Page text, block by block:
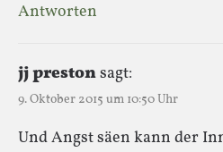
Antworten
jj prestonsagt:
9. Oktober 2015 um 10:50 Uhr
Und Angst säen kann der